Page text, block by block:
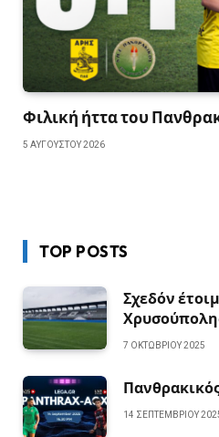
Φιλική ήττα του
5 ΑΥΓΟΎΣΤΟΥ 2026
TOP POSTS
Σχεδόν
7 ΟΚΤΩΒΡΊΟΥ 2025
14 ΣΕΠΤΕΜΒΡΊΟΥ